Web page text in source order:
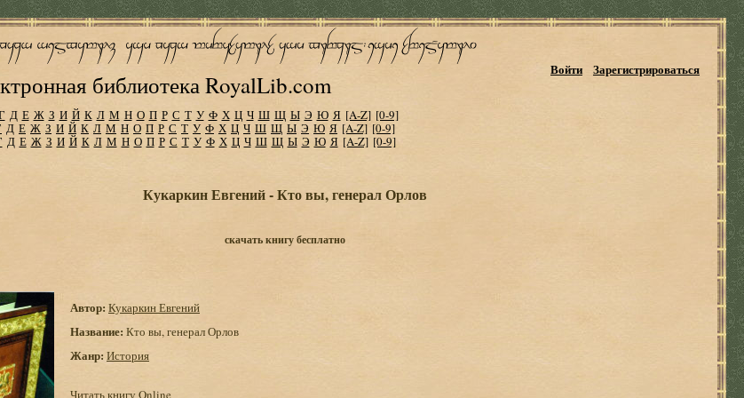
библиотека RoyalLib.com
Войти Зарегистрироваться
Д Е Ж З И Й К Л М Н О П Р С Т У Ф Х Ц Ч Ш Щ Ы Э Ю Я [A-Z] [0-9]
Д Е Ж З И Й К Л М Н О П Р С Т У Ф Х Ц Ч Ш Щ Ы Э Ю Я [A-Z] [0-9]
Д Е Ж З И Й К Л М Н О П Р С Т У Ф Х Ц Ч Ш Щ Ы Э Ю Я [A-Z] [0-9]
Кукаркин Евгений - Кто вы, генерал Орлов
скачать книгу бесплатно
Автор: Кукаркин Евгений
Название: Кто вы, генерал Орлов
Жанр: История
Читать книгу Online